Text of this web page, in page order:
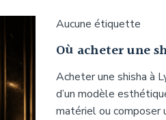
Aucune étiquette
Où acheter une
Acheter une shisha à
d’un modèle
matériel ou composer